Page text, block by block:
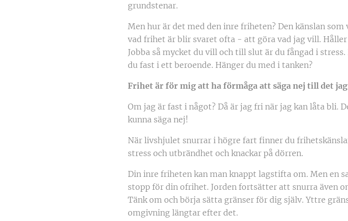
grundstenar.
Men hur är det med den inre friheten? Den känslan
vad frihet är blir svaret ofta - att göra vad jag vill.
Jobba så mycket du vill och till slut är du fångad i
du fast i ett beroende. Hänger du med i tanken?
Frihet är för mig att ha förmåga att säga nej till det
Om jag är fast i något? Då är jag fri när jag kan låta bli.
kunna säga nej!
När livshjulet snurrar i högre fart finner du
stress och utbrändhet och knackar på dörren.
Din inre friheten kan man knappt lagstifta om. Men en
stopp för din ofrihet. Jorden fortsätter att snurra även
Tänk om och börja sätta gränser för dig själv. Yttre
omgivning längtar efter det.